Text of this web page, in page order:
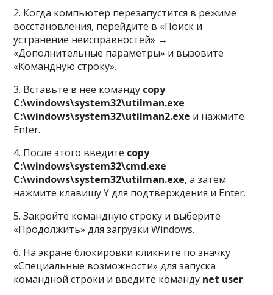
2. Когда компьютер перезапустится в режиме
восстановления, перейдите в «Поиск и
устранение неисправностей» →
«Дополнительные параметры» и вызовите
«Командную строку».
3. Вставьте в неё команду copy
C:\windows\system32\utilman.exe
C:\windows\system32\utilman2.exe и нажмите
Enter.
4. После этого введите copy
C:\windows\system32\cmd.exe
C:\windows\system32\utilman.exe, а затем
нажмите клавишу Y для подтверждения и Enter.
5. Закройте командную строку и выберите
«Продолжить» для загрузки Windows.
6. На экране блокировки кликните по значку
«Специальные возможности» для запуска
командной строки и введите команду net user.